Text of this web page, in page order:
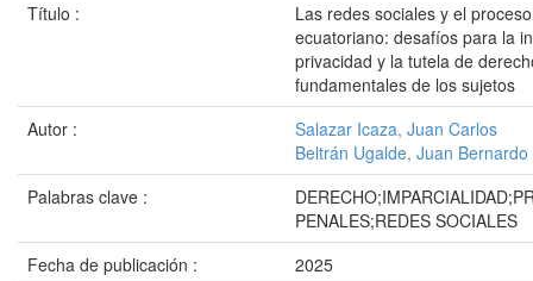
Título :
Las redes sociales y el
ecuatoriano: desafíos para la
privacidad y la tutela de
fundamentales de los sujetos
Autor :
Salazar Icaza, Juan Carlos
Beltrán Ugalde, Juan Bernardo
Palabras clave :
PENALES;REDES SOCIALES
Fecha de publicación :
2025